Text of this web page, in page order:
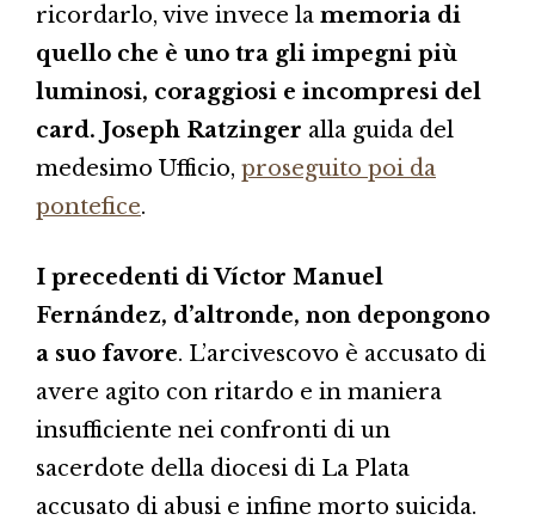
ricordarlo, vive invece la memoria di
quello che è uno tra gli impegni più
luminosi, coraggiosi e incompresi del
card. Joseph Ratzinger alla guida del
medesimo Ufficio, proseguito poi da
pontefice.
I precedenti di Víctor Manuel
Fernández, d’altronde, non depongono
a suo favore. L’arcivescovo è accusato di
avere agito con ritardo e in maniera
insufficiente nei confronti di un
sacerdote della diocesi di La Plata
accusato di abusi e infine morto suicida.